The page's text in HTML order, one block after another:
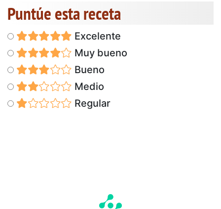
Puntúe esta receta
Excelente
Muy bueno
Bueno
Medio
Regular